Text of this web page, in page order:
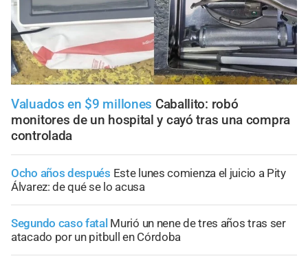
Valuados en $9 millones Caballito: robó
monitores de un hospital y cayó tras una compra
controlada
Ocho años después Este lunes comienza el juicio a Pity
Álvarez: de qué se lo acusa
Segundo caso fatal Murió un nene de tres años tras ser
atacado por un pitbull en Córdoba